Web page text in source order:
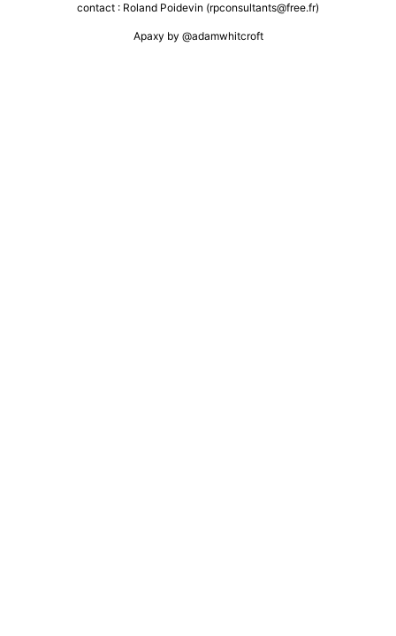
contact : Roland Poidevin (rpconsultants@free.fr)
Apaxy by @adamwhitcroft